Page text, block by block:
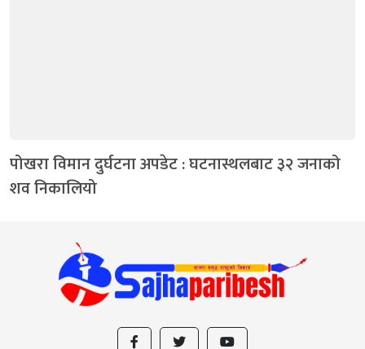
पोखरा विमान दुर्घटना अपडेट : घटनास्थलबाट ३२ जनाको
शव निकालियो